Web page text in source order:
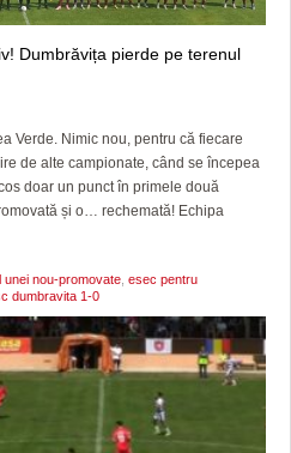
Dumbrăvița pierde pe terenul
Verde. Nimic nou, pentru că fiecare
de alte campionate, când se începea
doar un punct în primele două
și o… rechemată! Echipa
unei nou-promovate esec pentru
dumbravita 1-0